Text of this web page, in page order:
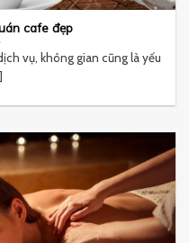
cafe đẹp
vụ, không gian cũng là yếu